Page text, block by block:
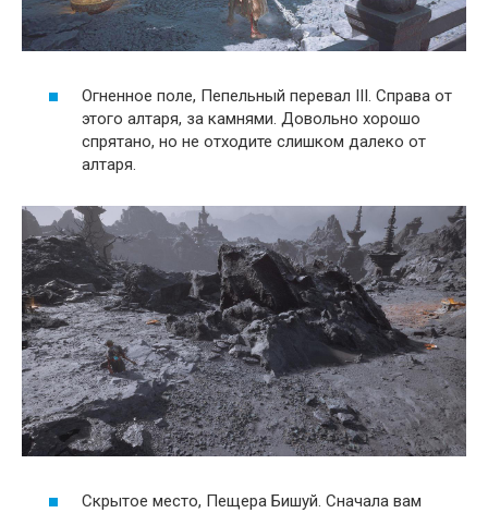
Огненное поле, Пепельный перевал III. Справа от
этого алтаря, за камнями. Довольно хорошо
спрятано, но не отходите слишком далеко от
алтаря.
Скрытое место, Пещера Бишуй. Сначала вам